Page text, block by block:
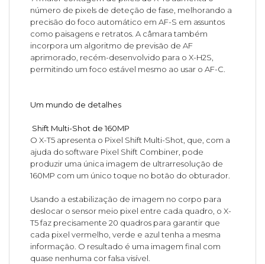
número de pixels de deteção de fase, melhorando a
precisão do foco automático em AF-S em assuntos
como paisagens e retratos. A câmara também
incorpora um algoritmo de previsão de AF
aprimorado, recém-desenvolvido para o X-H2S,
permitindo um foco estável mesmo ao usar o AF-C.
Um mundo de detalhes
Shift Multi-Shot de 160MP
O X-T5 apresenta o Pixel Shift Multi-Shot, que, com a
ajuda do software Pixel Shift Combiner, pode
produzir uma única imagem de ultrarresolução de
160MP com um único toque no botão do obturador.
Usando a estabilização de imagem no corpo para
deslocar o sensor meio pixel entre cada quadro, o X-
T5 faz precisamente 20 quadros para garantir que
cada pixel vermelho, verde e azul tenha a mesma
informação. O resultado é uma imagem final com
quase nenhuma cor falsa visível.